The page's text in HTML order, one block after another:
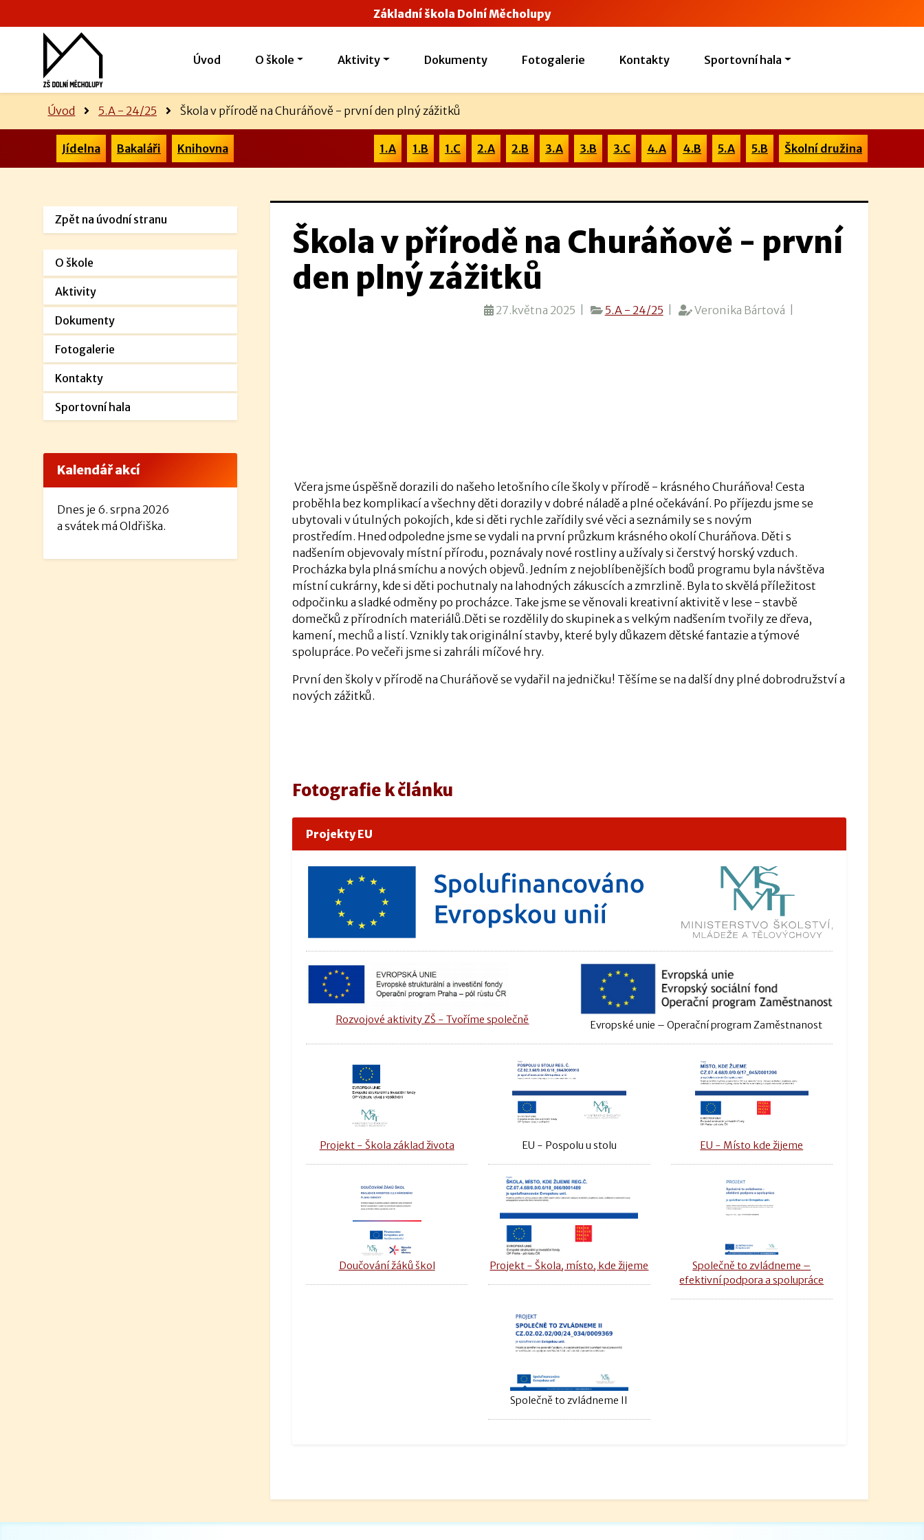
Základní škola Dolní Měcholupy
Úvod O škole Aktivity Dokumenty Fotogalerie Kontakty Sportovní hala
Úvod 5.A - 24/25 Škola v přírodě na Churáňově - první den plný zážitků
1.A 1.B 1.C 2.A 2.B 3.A 3.B 3.C 4.A 4.B 5.A 5.B Školní družina
Jídelna Bakaláři Knihovna
Škola v přírodě na Churáňově - první
den plný zážitků
27.května 2025 | 5.A - 24/25 Veronika Bártová |
Včera jsme úspěšně dorazili do našeho letošního cíle školy v přírodě - krásného Churáňova! Cesta
proběhla bez komplikací a všechny děti dorazily v dobré náladě a plné očekávání. Po příjezdu jsme se
ubytovali v útulných pokojích, kde si děti rychle zařídily své věci a seznámily se s novým
prostředím. Hned odpoledne jsme se vydali na první průzkum krásného okolí Churáňova. Děti s
nadšením objevovaly místní přírodu, poznávaly nové rostliny a užívaly si čerstvý horský vzduch.
Procházka byla plná smíchu a nových objevů. Jedním z nejoblíbenějších bodů programu byla návštěva
místní cukrárny, kde si děti pochutnaly na lahodných zákuscích a zmrzlině. Byla to skvělá příležitost
odpočinku a sladké odměny po procházce. Take jsme se věnovali kreativní aktivitě v lese - stavbě
domečků z přírodních materiálů.Děti se rozdělily do skupinek a s velkým nadšením tvořily ze dřeva,
kamení, mechů a listí. Vznikly tak originální stavby, které byly důkazem dětské fantazie a týmové
spolupráce. Po večeři jsme si zahráli míčové hry.
První den školy v přírodě na Churáňově se vydařil na jedničku! Těšíme se na další dny plné dobrodružství a
nových zážitků.
Fotografie k článku
Projekty EU
Rozvojové aktivity ZŠ - Tvoříme společně Evropské unie – Operační program Zaměstnanost
Projekt - Škola základ života EU - Pospolu u stolu EU - Místo kde žijeme
Doučování žáků škol Projekt - Škola, místo, kde žijeme
Společně to zvládneme –
efektivní podpora a spolupráce
Společně to zvládneme II
Zpět na úvodní stranu
O škole
Aktivity
Dokumenty
Fotogalerie
Kontakty
Sportovní hala
Kalendář akcí
Dnes je 6. srpna 2026
a svátek má Oldřiška.